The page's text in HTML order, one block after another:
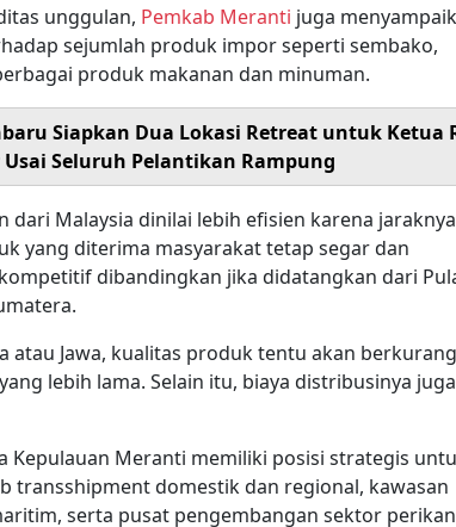
unggulan, Pemkab Meranti juga
sejumlah produk impor seperti sembako,
produk makanan dan minuman.
Siapkan Dua Lokasi Retreat untuk Ketua
Seluruh Pelantikan Rampung
dari Malaysia dinilai lebih efisien karena jaraknya
yang diterima masyarakat tetap segar dan
dibandingkan jika didatangkan dari
atau Jawa, kualitas produk tentu akan berkurang
lebih lama. Selain itu, biaya distribusinya juga
Kepulauan Meranti memiliki posisi strategis
transshipment domestik dan regional, kawasan
serta pusat pengembangan sektor